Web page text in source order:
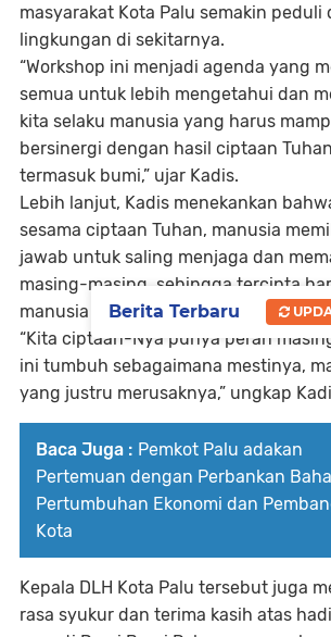
masyarakat Kota Palu semakin peduli
lingkungan di sekitarnya.
“Workshop ini menjadi agenda yang
semua untuk lebih mengetahui dan
kita selaku manusia yang harus
bersinergi dengan hasil ciptaan
termasuk bumi,” ujar Kadis.
Lebih lanjut, Kadis menekankan
sesama ciptaan Tuhan, manusia
jawab untuk saling menjaga dan
masing-masing, sehingga tercipta
manusia dan alam.
“Kita ciptaan-Nya punya peran
ini tumbuh sebagaimana mestinya,
yang justru merusaknya,” ungkap
Baca Juga : Pemkot Palu adakan
Pertemuan dengan Perbankan
Pertumbuhan Ekonomi dan
Kota
Kepala DLH Kota Palu tersebut juga
rasa syukur dan terima kasih atas
Berita Terbaru